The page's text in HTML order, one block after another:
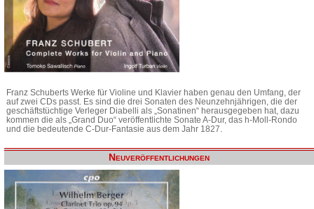
Franz Schuberts Werke für Violine und Klavier haben genau den Umfang, der
auf zwei CDs passt. Es sind die drei Sonaten des Neunzehnjährigen, die der
geschäftstüchtige Verleger Diabelli als „Sonatinen“ herausgegeben hat, dazu
kommen die als „Grand Duo“ veröffentlichte Sonate A-Dur, das h-Moll-Rondo
und die bedeutende C-Dur-Fantasie aus dem Jahr 1827.
Neuveröffentlichungen